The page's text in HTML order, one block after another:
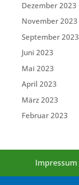
Dezember 2023
November 2023
September 2023
Juni 2023
Mai 2023
April 2023
März 2023
Februar 2023
Impressum